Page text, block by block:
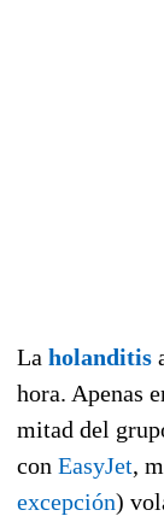
La holanditis
hora. Apenas
mitad del
con EasyJet,
excepción)